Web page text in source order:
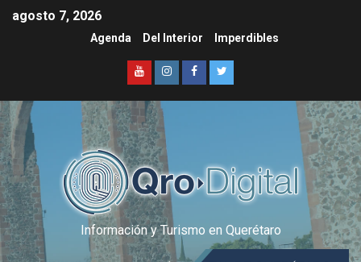
agosto 7, 2026
Agenda Del Interior Imperdibles
Información y Turismo en Querétaro